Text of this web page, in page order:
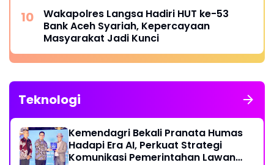
Wakapolres Langsa Hadiri HUT ke-53
Bank Aceh Syariah, Kepercayaan
Masyarakat Jadi Kunci
Teknologi
Kemendagri Bekali Pranata Humas
Hadapi Era AI, Perkuat Strategi
Komunikasi Pemerintahan Lawan